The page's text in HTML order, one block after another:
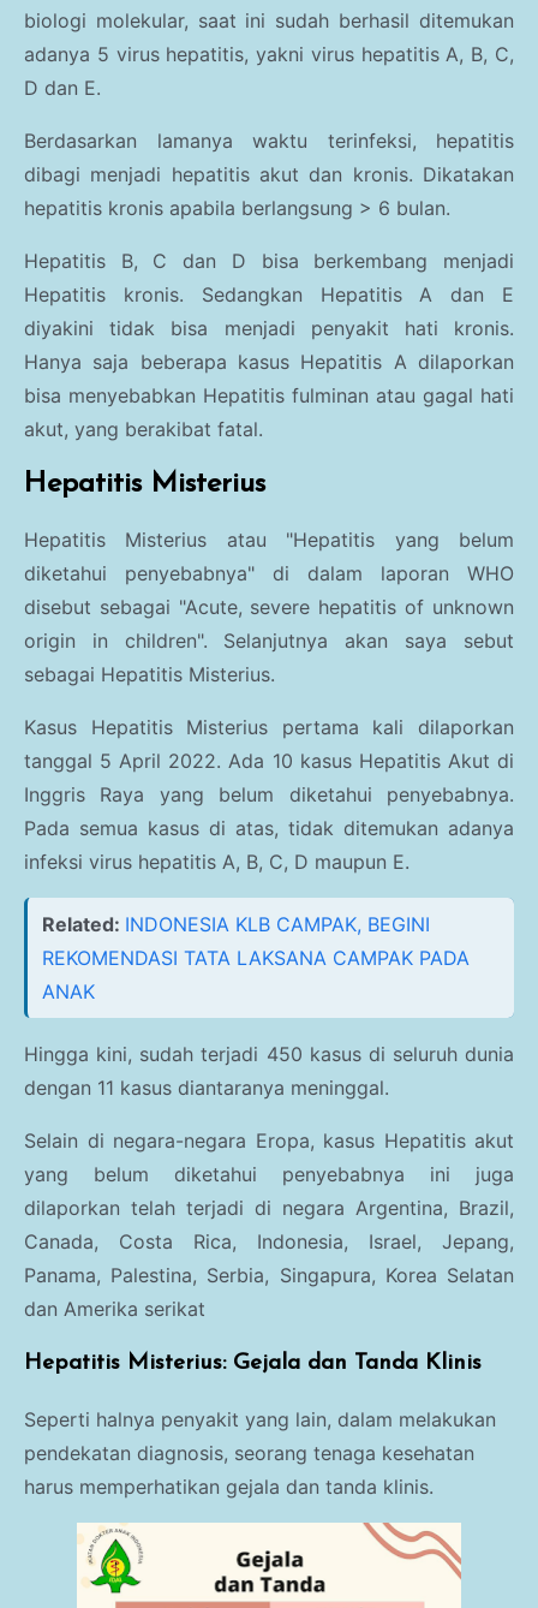
biologi molekular, saat ini sudah berhasil ditemukan
adanya 5 virus hepatitis, yakni virus hepatitis A, B, C,
D dan E.
Berdasarkan lamanya waktu terinfeksi, hepatitis
dibagi menjadi hepatitis akut dan kronis. Dikatakan
hepatitis kronis apabila berlangsung > 6 bulan.
Hepatitis B, C dan D bisa berkembang menjadi
Hepatitis kronis. Sedangkan Hepatitis A dan E
diyakini tidak bisa menjadi penyakit hati kronis.
Hanya saja beberapa kasus Hepatitis A dilaporkan
bisa menyebabkan Hepatitis fulminan atau gagal hati
akut, yang berakibat fatal.
Hepatitis Misterius
Hepatitis Misterius atau "Hepatitis yang belum
diketahui penyebabnya" di dalam laporan WHO
disebut sebagai "Acute, severe hepatitis of unknown
origin in children". Selanjutnya akan saya sebut
sebagai Hepatitis Misterius.
Kasus Hepatitis Misterius pertama kali dilaporkan
tanggal 5 April 2022. Ada 10 kasus Hepatitis Akut di
Inggris Raya yang belum diketahui penyebabnya.
Pada semua kasus di atas, tidak ditemukan adanya
infeksi virus hepatitis A, B, C, D maupun E.
Related: INDONESIA KLB CAMPAK, BEGINI
REKOMENDASI TATA LAKSANA CAMPAK PADA
ANAK
Hingga kini, sudah terjadi 450 kasus di seluruh dunia
dengan 11 kasus diantaranya meninggal.
Selain di negara-negara Eropa, kasus Hepatitis akut
yang belum diketahui penyebabnya ini juga
dilaporkan telah terjadi di negara Argentina, Brazil,
Canada, Costa Rica, Indonesia, Israel, Jepang,
Panama, Palestina, Serbia, Singapura, Korea Selatan
dan Amerika serikat
Hepatitis Misterius: Gejala dan Tanda Klinis
Seperti halnya penyakit yang lain, dalam melakukan
pendekatan diagnosis, seorang tenaga kesehatan
harus memperhatikan gejala dan tanda klinis.